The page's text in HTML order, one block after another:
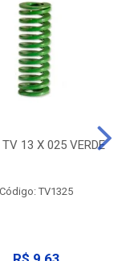
13 X 025 VERDE
Código: TV1325